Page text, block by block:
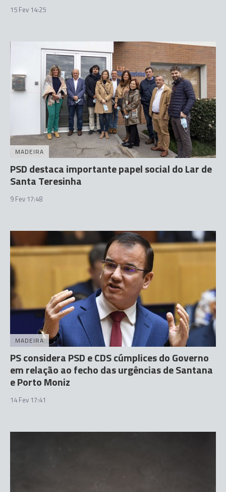
15 Fev 14:25
MADEIRA
PSD destaca importante papel social do Lar de
Santa Teresinha
9 Fev 17:48
MADEIRA
PS considera PSD e CDS cúmplices do Governo
em relação ao fecho das urgências de Santana
e Porto Moniz
14 Fev 17:41